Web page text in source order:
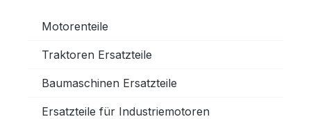
Motorenteile
Traktoren Ersatzteile
Baumaschinen Ersatzteile
Ersatzteile für Industriemotoren